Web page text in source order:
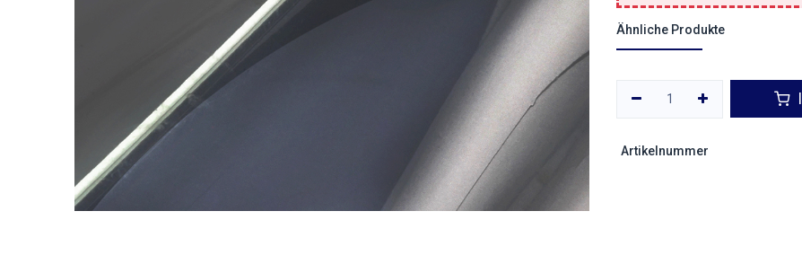
Ähnliche Produkte
Artikelnummer